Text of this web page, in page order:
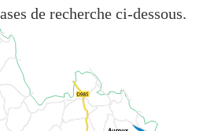
de recherche ci-dessous.